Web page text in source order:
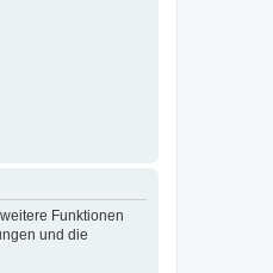
Funktionen
und die